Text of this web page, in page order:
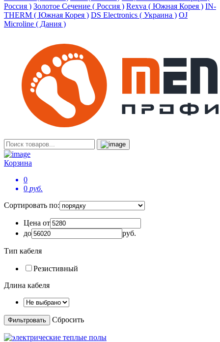
Россия ) Золотое Сечение ( Россия ) Rexva ( Южная Корея ) IN-
THERM ( Южная Корея ) DS Electronics ( Украина ) OJ
Microline ( Дания )
Корзина
0
0 руб.
Сортировать по:
Цена от
до
руб.
Тип кабеля
Резистивный
Длина кабеля
Сбросить